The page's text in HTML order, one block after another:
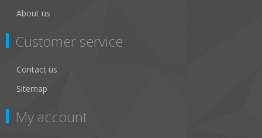
About us
Customer service
Contact us
Sitemap
My account